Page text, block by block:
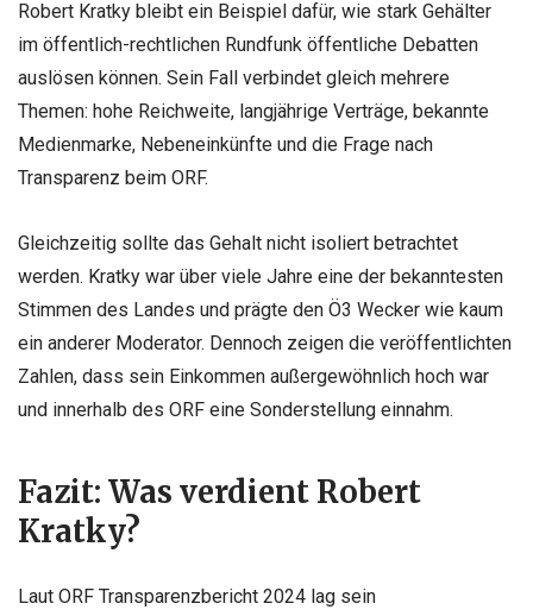
Robert Kratky bleibt ein Beispiel dafür, wie stark Gehälter
im öffentlich-rechtlichen Rundfunk öffentliche Debatten
auslösen können. Sein Fall verbindet gleich mehrere
Themen: hohe Reichweite, langjährige Verträge, bekannte
Medienmarke, Nebeneinkünfte und die Frage nach
Transparenz beim ORF.
Gleichzeitig sollte das Gehalt nicht isoliert betrachtet
werden. Kratky war über viele Jahre eine der bekanntesten
Stimmen des Landes und prägte den Ö3 Wecker wie kaum
ein anderer Moderator. Dennoch zeigen die veröffentlichten
Zahlen, dass sein Einkommen außergewöhnlich hoch war
und innerhalb des ORF eine Sonderstellung einnahm.
Fazit: Was verdient Robert
Kratky?
Laut ORF Transparenzbericht 2024 lag sein